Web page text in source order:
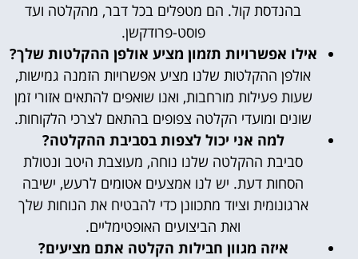
בהנדסת קול. הם מטפלים בכל דבר, מהקלטה ועד
פוסט-פרודקשן.
אילו אפשרויות תזמון מציע אולפן ההקלטות שלך?
אולפן ההקלטות שלנו מציע אפשרויות הזמנה גמישות,
שעות פעילות מורחבות, ואנו שואפים להתאים אזורי זמן
שונים ומועדי הקלטה צפופים בהתאם לצרכי הלקוחות.
למה אני יכול לצפות בסביבת ההקלטה?
סביבת ההקלטה שלנו נוחה, מעוצבת היטב ונטולת
הסחות דעת. יש לנו אמצעים אטומים לרעש, ישיבה
ארגונומית וציוד מתכוונן כדי להבטיח את הנוחות שלך
ואת הביצועים האופטימליים.
איזה מגוון חבילות הקלטה אתם מציעים?